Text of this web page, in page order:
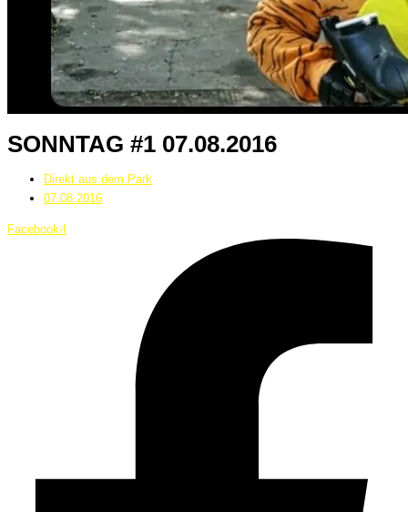
SONNTAG #1 07.08.2016
Direkt aus dem Park
07.08.2016
Facebook-f